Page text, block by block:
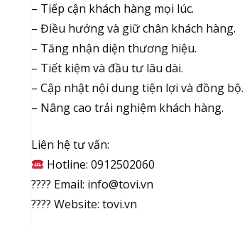
– Tiếp cận khách hàng mọi lúc.
– Điều hướng và giữ chân khách hàng.
– Tăng nhận diện thương hiệu.
– Tiết kiệm và đầu tư lâu dài.
– Cập nhật nội dung tiện lợi và đồng bộ.
– Nâng cao trải nghiệm khách hàng.
Liên hệ tư vấn:
Hotline: 0912502060
???? Email: info@tovi.vn
???? Website: tovi.vn